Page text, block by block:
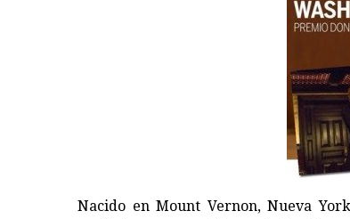
Nacido en Mount Vernon, Nueva